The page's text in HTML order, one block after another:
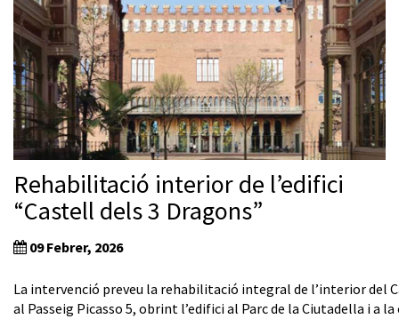
Rehabilitació interior de l’edifici
“Castell dels 3 Dragons”
09 Febrer, 2026
La intervenció preveu la rehabilitació integral de l’interior del
al Passeig Picasso 5, obrint l’edifici al Parc de la Ciutadella i